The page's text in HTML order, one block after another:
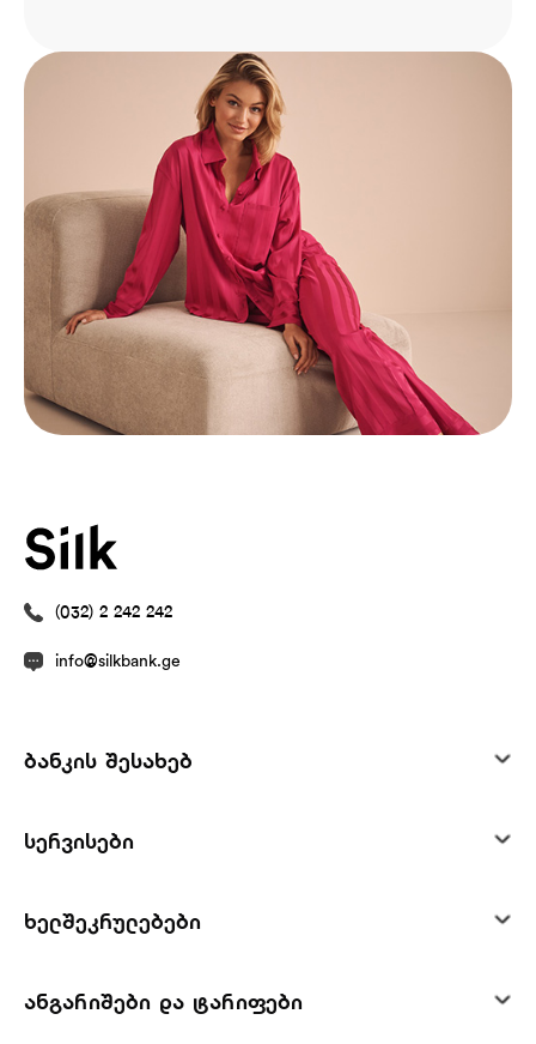
(032) 2 242 242
info@silkbank.ge
ბანკის შესახებ
სერვისები
ხელშეკრულებები
ანგარიშები და ტარიფები